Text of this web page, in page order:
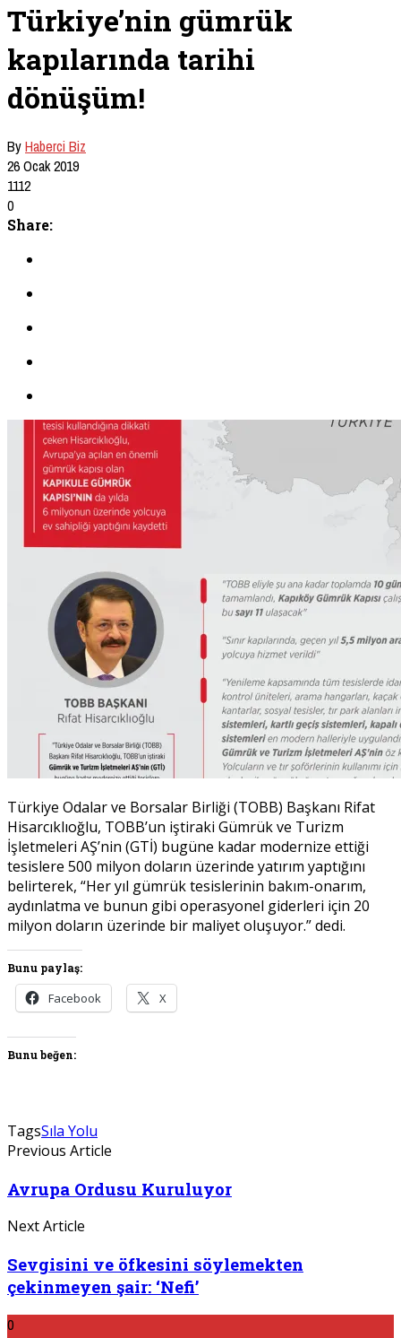
Türkiye’nin gümrük
kapılarında tarihi
dönüşüm!
ByHaberci Biz
26 Ocak 2019
1112
0
Share:
Türkiye Odalar ve Borsalar Birliği (TOBB) Başkanı Rifat
Hisarcıklıoğlu, TOBB’un iştiraki Gümrük ve Turizm
İşletmeleri AŞ’nin (GTİ) bugüne kadar modernize ettiği
tesislere 500 milyon doların üzerinde yatırım yaptığını
belirterek, “Her yıl gümrük tesislerinin bakım-onarım,
aydınlatma ve bunun gibi operasyonel giderleri için 20
milyon doların üzerinde bir maliyet oluşuyor.” dedi.
Bunu paylaş:
Facebook X
Bunu beğen:
TagsSıla Yolu
Previous Article
Avrupa Ordusu Kuruluyor
Next Article
Sevgisini ve öfkesini söylemekten
çekinmeyen şair: ‘Nefi’
0